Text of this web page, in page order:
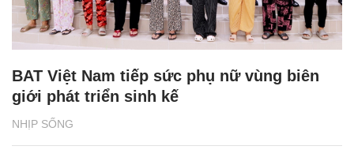
NHỊP SỐNG
BAT Việt Nam tiếp sức phụ nữ vùng biên
giới phát triển sinh kế